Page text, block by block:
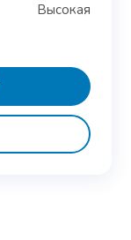
Высокая